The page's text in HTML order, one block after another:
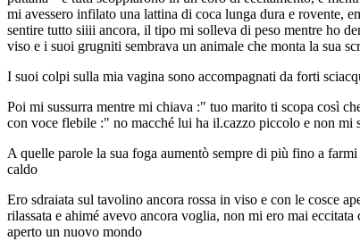
mi avessero infilato una lattina di coca lunga dura e rovente,
sentire tutto siiii ancora, il tipo mi solleva di peso mentre ho
viso e i suoi grugniti sembrava un animale che monta la sua
I suoi colpi sulla mia vagina sono accompagnati da forti
Poi mi sussurra mentre mi chiava :" tuo marito ti scopa così
con voce flebile :" no macché lui ha il.cazzo piccolo e non mi
A quelle parole la sua foga aumentò sempre di più fino a
caldo
Ero sdraiata sul tavolino ancora rossa in viso e con le cosce
rilassata e ahimé avevo ancora voglia, non mi ero mai
aperto un nuovo mondo